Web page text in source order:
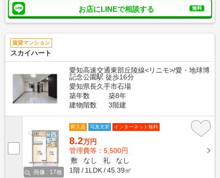
お店にLINEで相談する 無料
賃貸マンション
スカイハート
愛知高速交通東部丘陵線<リニモ>/愛・地球博
記念公園駅 徒歩16分
愛知県長久手市石場
築年数
築8年
建物階数
3階建
画像 : 17枚
即入居 写真充実 インターネット無料
8.2万円
管理費等：5,500円
敷
なし 礼
なし
1階
1LDK 45.39㎡